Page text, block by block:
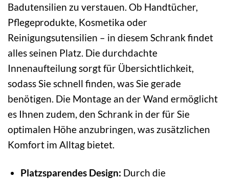
Badutensilien zu verstauen. Ob Handtücher,
Pflegeprodukte, Kosmetika oder
Reinigungsutensilien – in diesem Schrank findet
alles seinen Platz. Die durchdachte
Innenaufteilung sorgt für Übersichtlichkeit,
sodass Sie schnell finden, was Sie gerade
benötigen. Die Montage an der Wand ermöglicht
es Ihnen zudem, den Schrank in der für Sie
optimalen Höhe anzubringen, was zusätzlichen
Komfort im Alltag bietet.
Platzsparendes Design: Durch die